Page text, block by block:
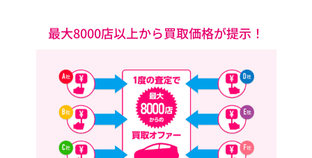
最大8000店以上から買取価格が提示！